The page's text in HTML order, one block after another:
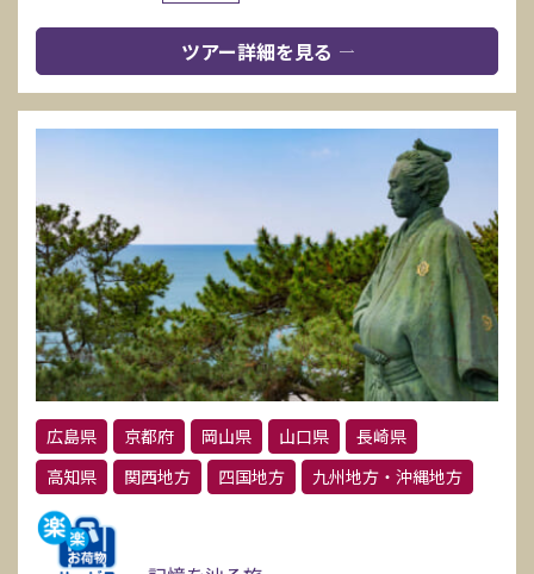
ツアー詳細を見る
広島県 京都府 岡山県 山口県
長崎県
高知県
関西地方 四国地方 九州地方・沖縄地方